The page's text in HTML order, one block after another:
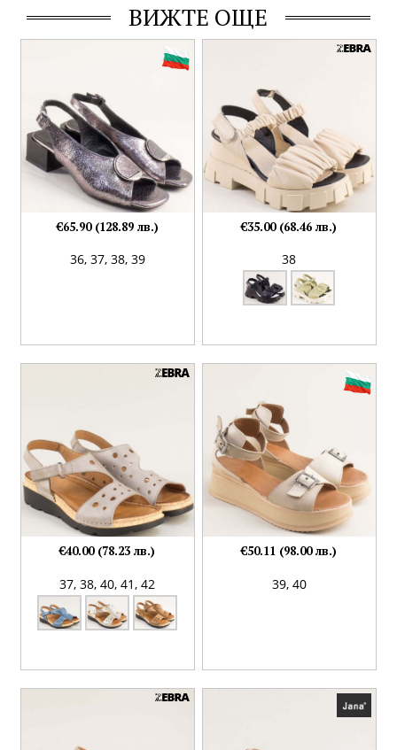
ВИЖТЕ ОЩЕ
36, 37, 38, 39
€65.90 (128.89 лв.)
38
€35.00 (68.46 лв.)
37,38,40,41,42
€40.00 (78.23 лв.)
39, 40
€50.11 (98.00 лв.)